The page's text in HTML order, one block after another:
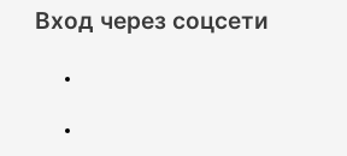
Вход через соцсети